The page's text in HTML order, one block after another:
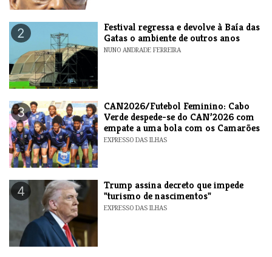
2
Festival regressa e devolve à Baía das
Gatas o ambiente de outros anos
NUNO ANDRADE FERREIRA
3
CAN2026/Futebol Feminino: Cabo
Verde despede-se do CAN’2026 com
empate a uma bola com os Camarões
EXPRESSO DAS ILHAS
4
Trump assina decreto que impede
"turismo de nascimentos"
EXPRESSO DAS ILHAS